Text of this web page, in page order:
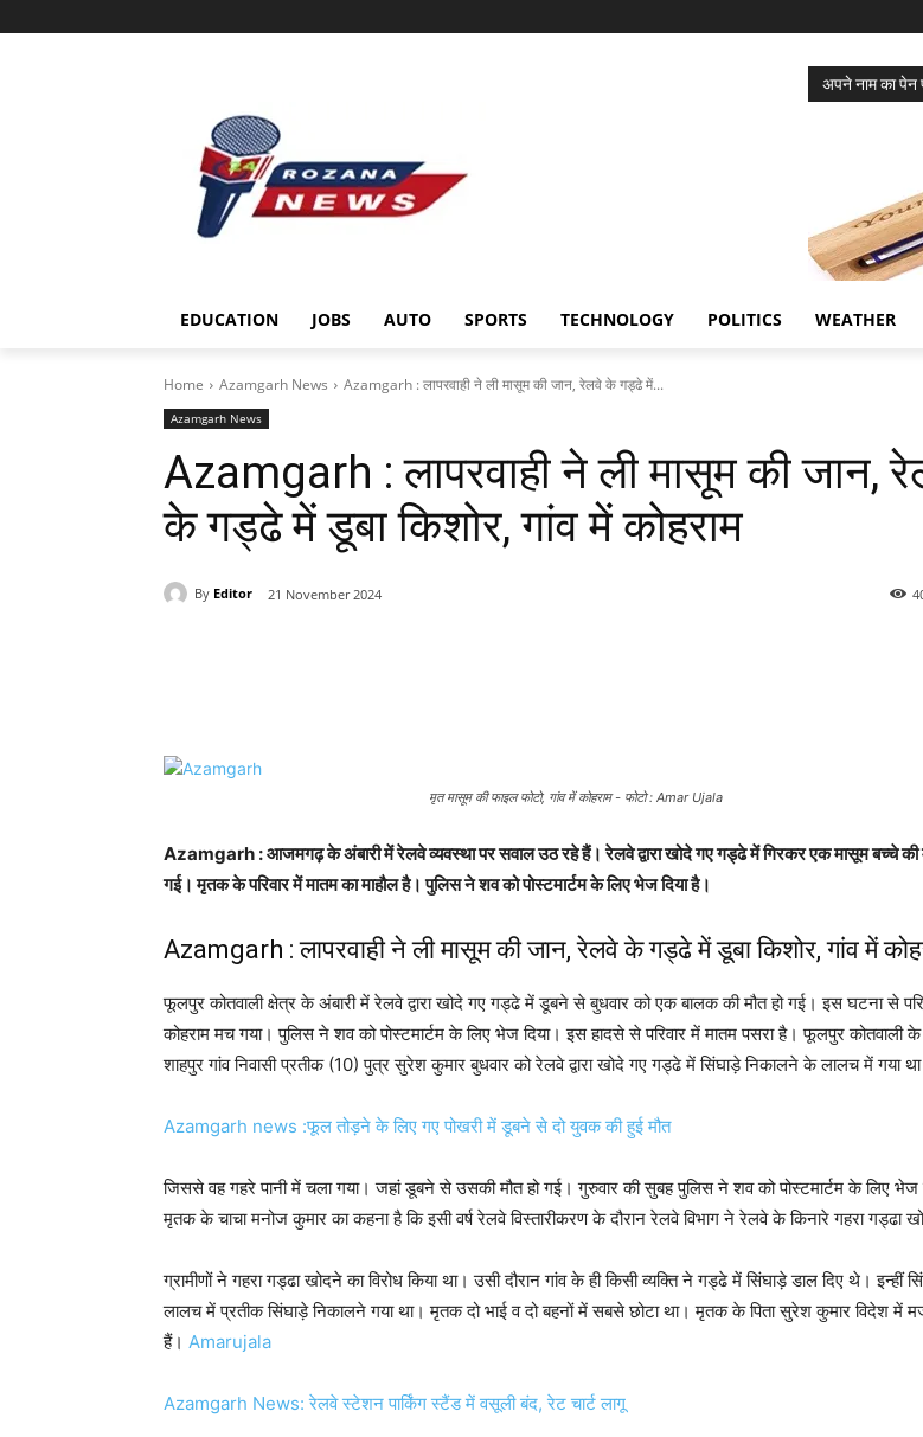
अपने नाम का पेन
EDUCATION JOBS AUTO SPORTS TECHNOLOGY POLITICS WEATHER
Home Azamgarh News Azamgarh : लापरवाही ने ली मासूम की जान, रेलवे के गड्ढे में...
Azamgarh News
Azamgarh : लापरवाही ने ली मासूम की जान,
के गड्ढे में डूबा किशोर, गांव में कोहराम
By Editor 21 November 2024
मृत मासूम की फाइल फोटो, गांव में कोहराम - फोटो : Amar Ujala
Azamgarh : आजमगढ़ के अंबारी में रेलवे व्यवस्था पर सवाल उठ रहे हैं। रेलवे द्वारा खोदे गए गड्ढे में गिरकर एक मासूम बच्चे की
गई। मृतक के परिवार में मातम का माहौल है। पुलिस ने शव को पोस्टमार्टम के लिए भेज दिया है।
Azamgarh : लापरवाही ने ली मासूम की जान, रेलवे के गड्ढे में डूबा किशोर, गांव में
फूलपुर कोतवाली क्षेत्र के अंबारी में रेलवे द्वारा खोदे गए गड्ढे में डूबने से बुधवार को एक बालक की मौत हो गई। इस घटना से
कोहराम मच गया। पुलिस ने शव को पोस्टमार्टम के लिए भेज दिया। इस हादसे से परिवार में मातम पसरा है। फूलपुर कोतवाली
शाहपुर गांव निवासी प्रतीक (10) पुत्र सुरेश कुमार बुधवार को रेलवे द्वारा खोदे गए गड्ढे में सिंघाड़े निकालने के लालच में गया
Azamgarh news :फूल तोड़ने के लिए गए पोखरी में डूबने से दो युवक की हुई मौत
जिससे वह गहरे पानी में चला गया। जहां डूबने से उसकी मौत हो गई। गुरुवार की सुबह पुलिस ने शव को पोस्टमार्टम के लिए भेज
मृतक के चाचा मनोज कुमार का कहना है कि इसी वर्ष रेलवे विस्तारीकरण के दौरान रेलवे विभाग ने रेलवे के किनारे गहरा गड्ढा
ग्रामीणों ने गहरा गड्ढा खोदने का विरोध किया था। उसी दौरान गांव के ही किसी व्यक्ति ने गड्ढे में सिंघाड़े डाल दिए थे। इन्हीं
लालच में प्रतीक सिंघाड़े निकालने गया था। मृतक दो भाई व दो बहनों में सबसे छोटा था। मृतक के पिता सुरेश कुमार विदेश में
हैं। Amarujala
Azamgarh News: रेलवे स्टेशन पार्किंग स्टैंड में वसूली बंद, रेट चार्ट लागू